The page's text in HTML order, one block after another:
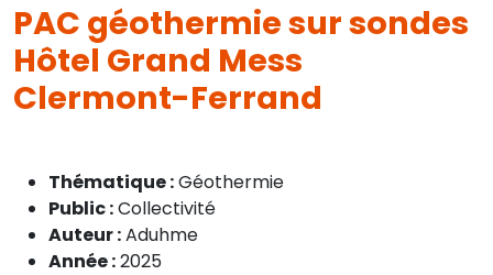
PAC géothermie sur sondes
Hôtel Grand Mess
Clermont-Ferrand
Thématique :Géothermie
Public :Collectivité
Auteur :Aduhme
Année :2025